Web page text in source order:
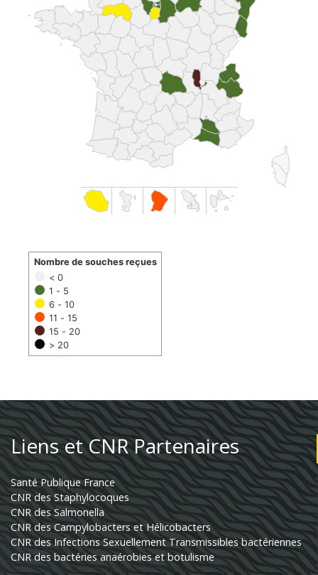
< 0
1 - 5
6 - 10
11 - 15
15 - 20
> 20
Nombre de souches reçues
Liens et CNR Partenaires
Santé Publique France
CNR des Staphylocoques
CNR des Salmonella
CNR des Campylobacters et Hélicobacters
CNR des Infections Sexuellement Transmissibles bactériennes
CNR des bactéries anaérobies et botulisme